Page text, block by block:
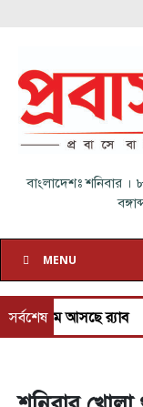
বাংলাদেশঃশনিবার ।
MENU
সর্বশেষ
আসছে র‌্যাব